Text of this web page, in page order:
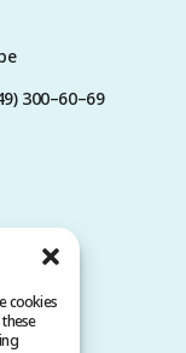
cookies
300–60–69